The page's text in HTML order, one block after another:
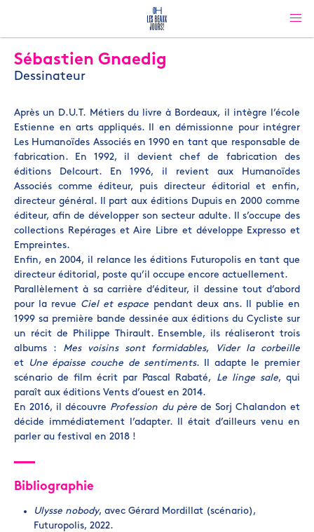
Sébastien Gnaedig
Dessinateur
Après un D.U.T. Métiers du livre à Bordeaux, il intègre l’école
Estienne en arts appliqués. Il en démissionne pour intégrer
Les Humanoïdes Associés en 1990 en tant que responsable de
fabrication. En 1992, il devient chef de fabrication des
éditions Delcourt. En 1996, il revient aux Humanoïdes
Associés comme éditeur, puis directeur éditorial et enfin,
directeur général. Il part aux éditions Dupuis en 2000 comme
éditeur, afin de développer son secteur adulte. Il s’occupe des
collections Repérages et Aire Libre et développe Expresso et
Empreintes.
Enfin, en 2004, il relance les éditions Futuropolis en tant que
directeur éditorial, poste qu’il occupe encore actuellement.
Parallèlement à sa carrière d’éditeur, il dessine tout d’abord
pour la revue Ciel et espace pendant deux ans. Il publie en
1999 sa première bande dessinée aux éditions du Cycliste sur
un récit de Philippe Thirault. Ensemble, ils réaliseront trois
albums : Mes voisins sont formidables,
Vider la corbeille
et Une épaisse couche de sentiments. Il adapte le premier
scénario de film écrit par Pascal Rabaté, Le linge sale, qui
paraît aux éditions Vents d’ouest en 2014.
En 2016, il découvre Profession du pèrede Sorj Chalandon et
décide immédiatement l’adapter. Il était d’ailleurs venu en
parler au festival en 2018 !
Bibliographie
Ulysse nobody, avec Gérard Mordillat (scénario),
Futuropolis, 2022.